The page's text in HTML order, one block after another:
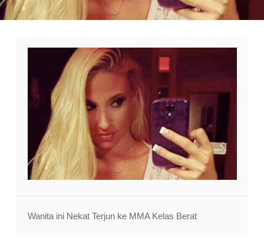
Wanita ini Nekat Terjun ke MMA Kelas Berat